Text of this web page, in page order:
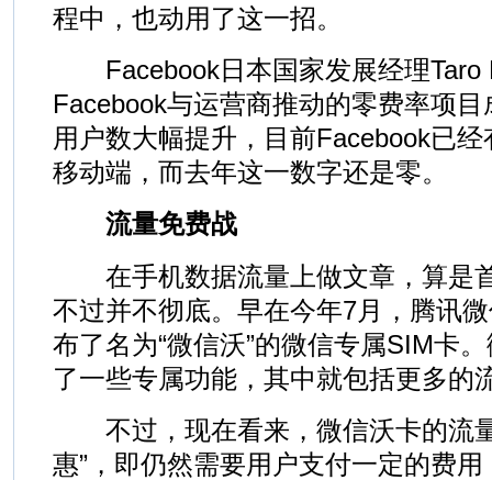
程中，也动用了这一招。
Facebook日本国家发展经理Taro
Facebook与运营商推动的零费率项
用户数大幅提升，目前Facebook已
移动端，而去年这一数字还是零。
流量免费战
在手机数据流量上做文章，算是
不过并不彻底。早在今年7月，腾讯
布了名为“微信沃”的微信专属SIM卡
了一些专属功能，其中就包括更多的
不过，现在看来，微信沃卡的流
惠”，即仍然需要用户支付一定的费